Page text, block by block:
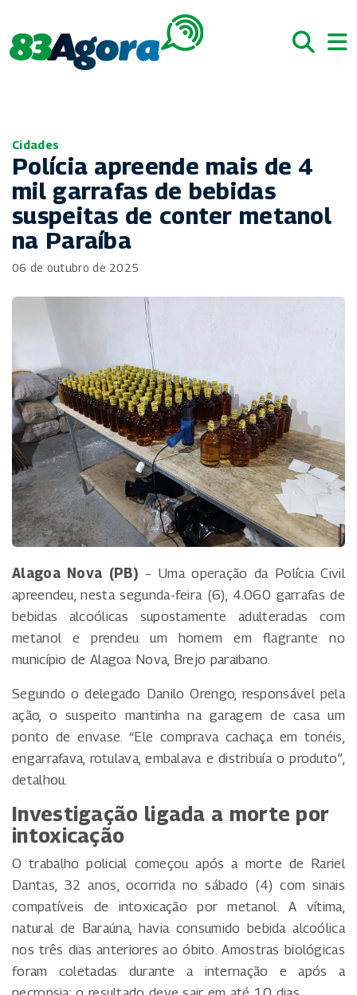
Cidades
Polícia apreende mais de 4
mil garrafas de bebidas
suspeitas de conter metanol
na Paraíba
06 de outubro de 2025
Alagoa Nova (PB) – Uma operação da Polícia Civil
apreendeu, nesta segunda-feira (6), 4.060 garrafas de
bebidas alcoólicas supostamente adulteradas com
metanol e prendeu um homem em flagrante no
município de Alagoa Nova, Brejo paraibano.
Segundo o delegado Danilo Orengo, responsável pela
ação, o suspeito mantinha na garagem de casa um
ponto de envase. “Ele comprava cachaça em tonéis,
engarrafava, rotulava, embalava e distribuía o produto”,
detalhou.
Investigação ligada a morte por
intoxicação
O trabalho policial começou após a morte de Rariel
Dantas, 32 anos, ocorrida no sábado (4) com sinais
compatíveis de intoxicação por metanol. A vítima,
natural de Baraúna, havia consumido bebida alcoólica
nos três dias anteriores ao óbito. Amostras biológicas
foram coletadas durante a internação e após a